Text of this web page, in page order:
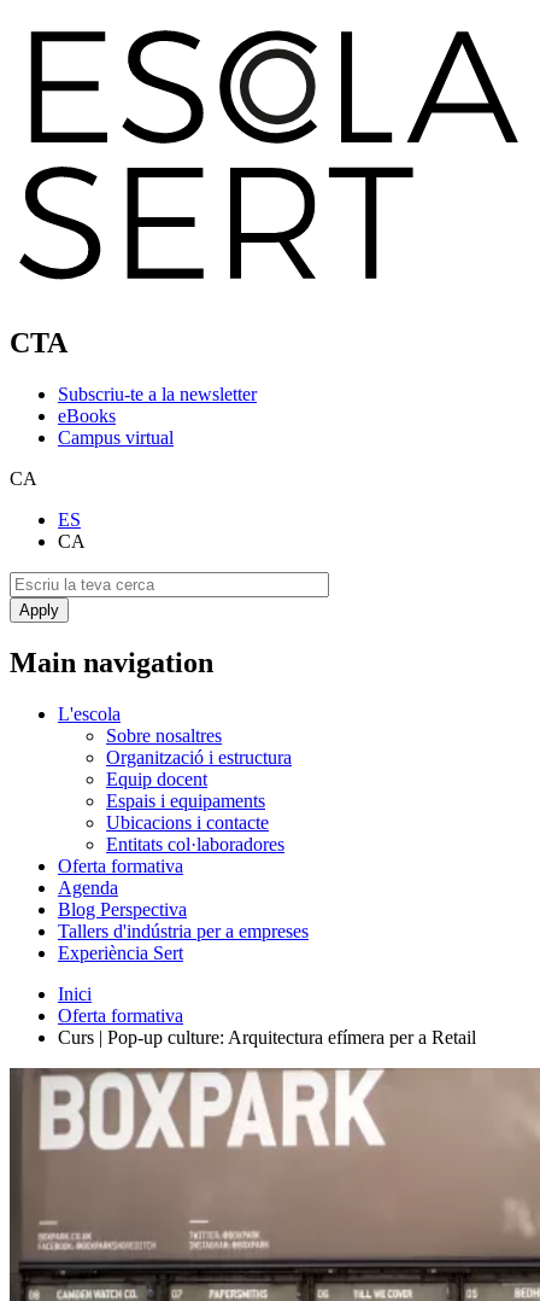
CTA
Subscriu-te a la newsletter
eBooks
Campus virtual
CA
ES
CA
Main navigation
L'escola
Sobre nosaltres
Organització i estructura
Equip docent
Espais i equipaments
Ubicacions i contacte
Entitats col·laboradores
Oferta formativa
Agenda
Blog Perspectiva
Tallers d'indústria per a empreses
Experiència Sert
Inici
Oferta formativa
Curs | Pop-up culture: Arquitectura efímera per a Retail